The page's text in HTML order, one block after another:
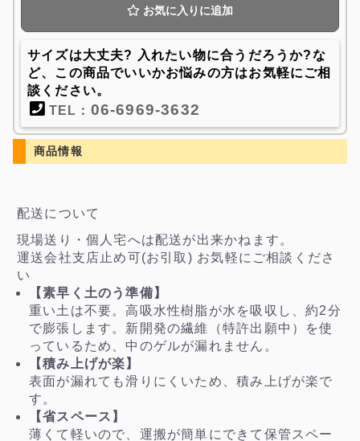
お気に入りに追加
サイズは大丈夫? 入れたい物に合うだろうか?な
ど、この商品でいいかお悩みの方はお気軽にご相
談ください。
TEL： 06-6969-3632
商品情報
配送について
現場送り・個人宅へは配送が出来かねます。
運送会社支店止め可(お引取) お気軽にご相談くださ
い
【素早く土のう準備】
重い土は不要。高吸水性樹脂が水を吸収し、約2分
で膨張します。新開発の繊維（特許出願中）を使
っているため、中のゲルが漏れません。
【積み上げが楽】
表面が漏れても滑りにくいため、積み上げが楽で
す。
【省スペース】
薄くて軽いので、運搬が簡単にできて保管スペー